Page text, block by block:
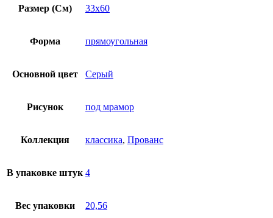
Размер (См) 33х60
Форма прямоугольная
Основной цвет Серый
Рисунок под мрамор
Коллекция классика, Прованс
В упаковке штук 4
Вес упаковки 20,56